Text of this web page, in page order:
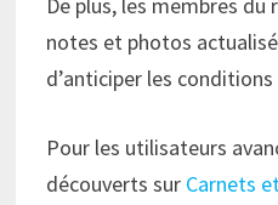
notes et photos
d’anticiper les
Pour les utilisateurs
découverts sur Carnets